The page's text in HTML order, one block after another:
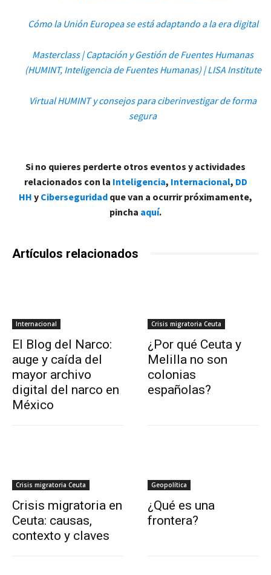
Cómo la Unión Europea se está adaptando a la era digital
Masterclass | Captación y Gestión de Fuentes Humanas
(HUMINT, Inteligencia de Fuentes Humanas) | LISA Institute
Virtual HUMINT y consejos para ciberinvestigar de forma
segura
Si no quieres perderte otros eventos y actividades
relacionados con la Inteligencia, Internacional, DD
HH y Ciberseguridad que van a ocurrir próximamente,
pincha aquí.
Artículos relacionados
Internacional
El Blog del Narco:
auge y caída del
mayor archivo
digital del narco en
México
Crisis migratoria Ceuta
¿Por qué Ceuta y
Melilla no son
colonias
españolas?
Crisis migratoria Ceuta
Crisis migratoria en
Ceuta: causas,
contexto y claves
Geopolítica
¿Qué es una
frontera?